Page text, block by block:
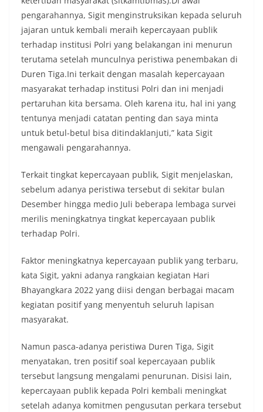
pengarahannya, Sigit menginstruksikan kepada seluruh
jajaran untuk kembali meraih kepercayaan publik
terhadap institusi Polri yang belakangan ini menurun
terutama setelah munculnya peristiwa penembakan di
Duren Tiga.Ini terkait dengan masalah kepercayaan
masyarakat terhadap institusi Polri dan ini menjadi
pertaruhan kita bersama. Oleh karena itu, hal ini yang
tentunya menjadi catatan penting dan saya minta
untuk betul-betul bisa ditindaklanjuti,” kata Sigit
mengawali pengarahannya.
Terkait tingkat kepercayaan publik, Sigit menjelaskan,
sebelum adanya peristiwa tersebut di sekitar bulan
Desember hingga medio Juli beberapa lembaga survei
merilis meningkatnya tingkat kepercayaan publik
terhadap Polri.
Faktor meningkatnya kepercayaan publik yang terbaru,
kata Sigit, yakni adanya rangkaian kegiatan Hari
Bhayangkara 2022 yang diisi dengan berbagai macam
kegiatan positif yang menyentuh seluruh lapisan
masyarakat.
Namun pasca-adanya peristiwa Duren Tiga, Sigit
menyatakan, tren positif soal kepercayaan publik
tersebut langsung mengalami penurunan. Disisi lain,
kepercayaan publik kepada Polri kembali meningkat
setelah adanya komitmen pengusutan perkara tersebut